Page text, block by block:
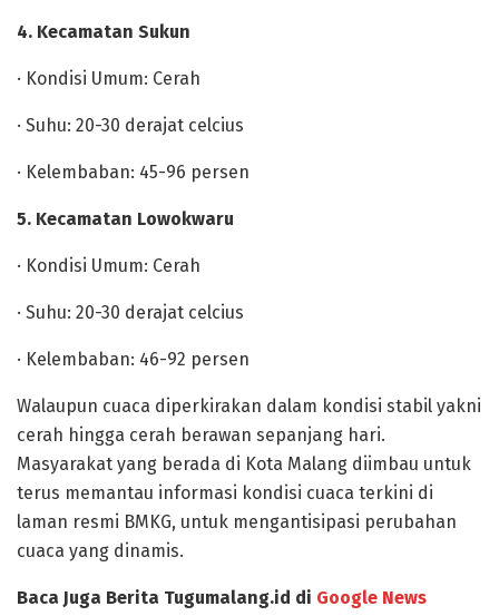
4. Kecamatan Sukun
· Kondisi Umum: Cerah
· Suhu: 20-30 derajat celcius
· Kelembaban: 45-96 persen
5. Kecamatan Lowokwaru
· Kondisi Umum: Cerah
· Suhu: 20-30 derajat celcius
· Kelembaban: 46-92 persen
Walaupun cuaca diperkirakan dalam kondisi stabil yakni
cerah hingga cerah berawan sepanjang hari.
Masyarakat yang berada di Kota Malang diimbau untuk
terus memantau informasi kondisi cuaca terkini di
laman resmi BMKG, untuk mengantisipasi perubahan
cuaca yang dinamis.
Baca Juga Berita Tugumalang.id di Google News